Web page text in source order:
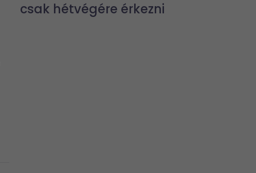
csak hétvégére érkezni